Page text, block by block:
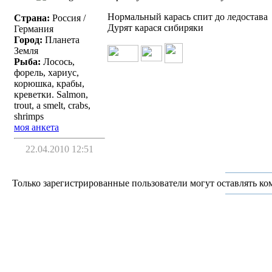
Страна: Россия /
Германия
Город: Планета
Земля
Рыба: Лосось,
форель, хариус,
корюшка, крабы,
креветки. Salmon,
trout, a smelt, crabs,
shrimps
моя анкета
22.04.2010 12:51
Нормальный карась спит до ледостава
Дурят карася сибиряки
Только зарегистрированные пользователи могут оставлять